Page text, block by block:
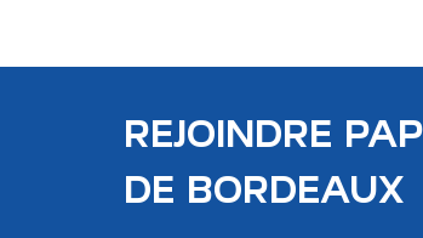
REJOINDRE
DE BORDEAUX